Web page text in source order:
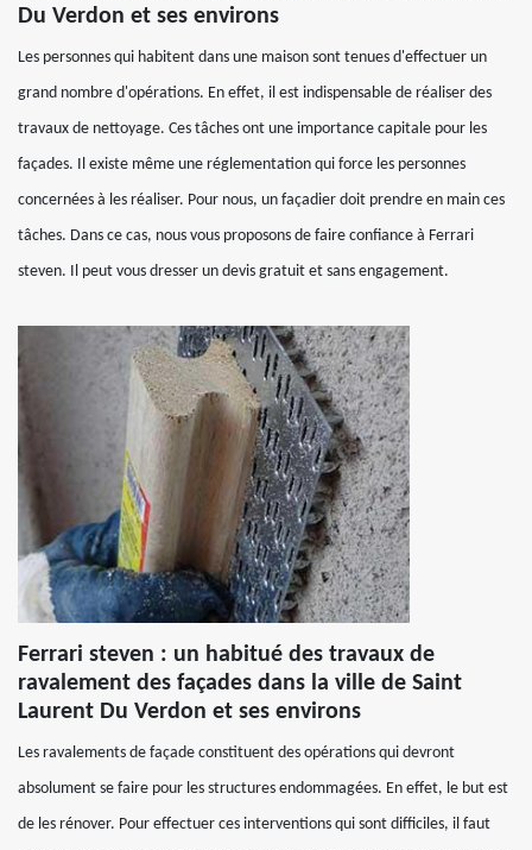
Du Verdon et ses environs
Les personnes qui habitent dans une maison sont tenues d'effectuer un
grand nombre d'opérations. En effet, il est indispensable de réaliser des
travaux de nettoyage. Ces tâches ont une importance capitale pour les
façades. Il existe même une réglementation qui force les personnes
concernées à les réaliser. Pour nous, un façadier doit prendre en main ces
tâches. Dans ce cas, nous vous proposons de faire confiance à Ferrari
steven. Il peut vous dresser un devis gratuit et sans engagement.
Ferrari steven : un habitué des travaux de
ravalement des façades dans la ville de Saint
Laurent Du Verdon et ses environs
Les ravalements de façade constituent des opérations qui devront
absolument se faire pour les structures endommagées. En effet, le but est
de les rénover. Pour effectuer ces interventions qui sont difficiles, il faut